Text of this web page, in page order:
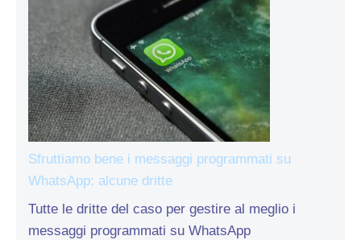
Sfruttiamo bene i messaggi programmati su
WhatsApp: alcune dritte
Tutte le dritte del caso per gestire al meglio i
messaggi programmati su WhatsApp